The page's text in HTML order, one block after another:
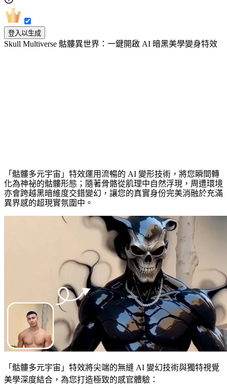
登入以生成
Skull Multiverse 骷髏異世界：一鍵開啟 AI 暗黑美學變身特效
「骷髏多元宇宙」特效運用流暢的 AI 變形技術，將您瞬間轉
化為神祕的骷髏形態；隨著骨骼從肌理中自然浮現，周遭環境
亦會跨越黑暗維度交錯變幻，讓您的真實身份完美消融於充滿
異界感的超現實氛圍中。
「骷髏多元宇宙」特效將尖端的無縫 AI 變幻技術與獨特視覺
美學深度結合，為您打造極致的感官體驗：